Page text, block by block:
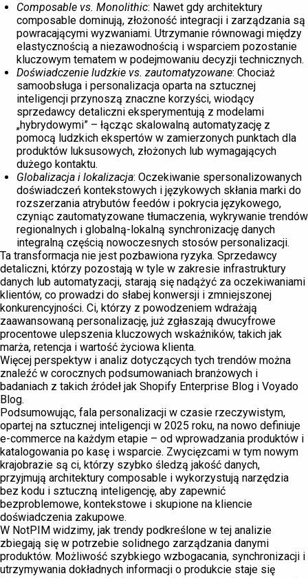
Composable vs. Monolithic: Nawet gdy architektury
composable dominują, złożoność integracji i zarządzania są
powracającymi wyzwaniami. Utrzymanie równowagi między
elastycznością a niezawodnością i wsparciem pozostanie
kluczowym tematem w podejmowaniu decyzji technicznych.
Doświadczenie ludzkie vs. zautomatyzowane: Chociaż
samoobsługa i personalizacja oparta na sztucznej
inteligencji przynoszą znaczne korzyści, wiodący
sprzedawcy detaliczni eksperymentują z modelami
„hybrydowymi” – łącząc skalowalną automatyzację z
pomocą ludzkich ekspertów w zamierzonych punktach dla
produktów luksusowych, złożonych lub wymagających
dużego kontaktu.
Globalizacja i lokalizacja: Oczekiwanie spersonalizowanych
doświadczeń kontekstowych i językowych skłania marki do
rozszerzania atrybutów feedów i pokrycia językowego,
czyniąc zautomatyzowane tłumaczenia, wykrywanie trendów
regionalnych i globalną-lokalną synchronizację danych
integralną częścią nowoczesnych stosów personalizacji.
Ta transformacja nie jest pozbawiona ryzyka. Sprzedawcy
detaliczni, którzy pozostają w tyle w zakresie infrastruktury
danych lub automatyzacji, starają się nadążyć za oczekiwaniami
klientów, co prowadzi do słabej konwersji i zmniejszonej
konkurencyjności. Ci, którzy z powodzeniem wdrażają
zaawansowaną personalizację, już zgłaszają dwucyfrowe
procentowe ulepszenia kluczowych wskaźników, takich jak
marża, retencja i wartość życiowa klienta.
Więcej perspektyw i analiz dotyczących tych trendów można
znaleźć w corocznych podsumowaniach branżowych i
badaniach z takich źródeł jak Shopify Enterprise Blog i Voyado
Blog.
Podsumowując, fala personalizacji w czasie rzeczywistym,
opartej na sztucznej inteligencji w 2025 roku, na nowo definiuje
e-commerce na każdym etapie – od wprowadzania produktów i
katalogowania po kasę i wsparcie. Zwycięzcami w tym nowym
krajobrazie są ci, którzy szybko śledzą jakość danych,
przyjmują architektury composable i wykorzystują narzędzia
bez kodu i sztuczną inteligencję, aby zapewnić
bezproblemowe, kontekstowe i skupione na kliencie
doświadczenia zakupowe.
W NotPIM widzimy, jak trendy podkreślone w tej analizie
zbiegają się w potrzebie solidnego zarządzania danymi
produktów. Możliwość szybkiego wzbogacania, synchronizacji i
utrzymywania dokładnych informacji o produkcie staje się